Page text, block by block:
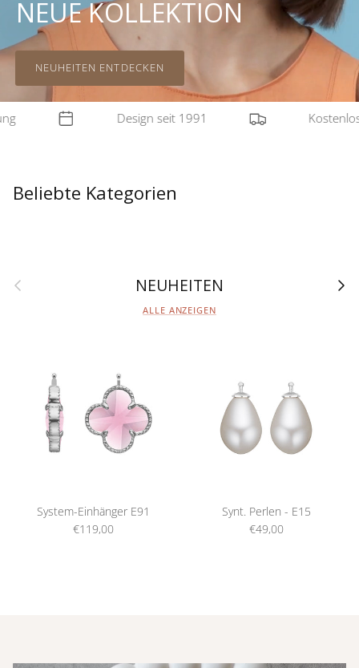
NEUE KOLLEKTION
NEUHEITEN ENTDECKEN
Design seit 1991
Beliebte Kategorien
Ohrringe
Vorherige NEUHEITEN
ALLE ANZEIGEN
System-Einhänger E91
€119,00
Synt. Perlen - E15
€49,00